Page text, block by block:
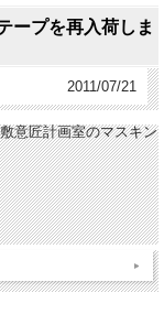
ープを再入荷しま
2011/07/21
意匠計画室のマスキン